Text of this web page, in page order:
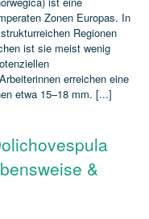
Zonen Europas. In
Regionen
ist sie meist wenig
erreichen eine
etwa 15–18 mm. [...]
&